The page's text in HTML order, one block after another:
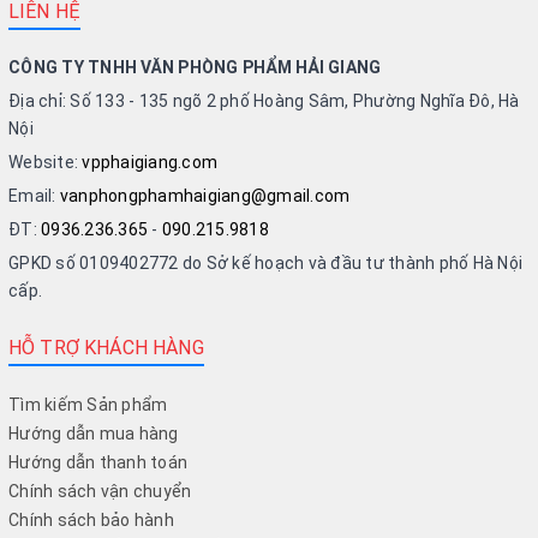
LIÊN HỆ
CÔNG TY TNHH VĂN PHÒNG PHẨM HẢI GIANG
Địa chỉ: Số 133 - 135 ngõ 2 phố Hoàng Sâm, Phường Nghĩa Đô, Hà
Nội
Website:vpphaigiang.com
Email: vanphongphamhaigiang@gmail.com
ĐT: 0936.236.365 - 090.215.9818
GPKD số 0109402772 do Sở kế hoạch và đầu tư thành phố Hà Nội
cấp.
HỖ TRỢ KHÁCH HÀNG
Tìm kiếm Sản phẩm
Hướng dẫn mua hàng
Hướng dẫn thanh toán
Chính sách vận chuyển
Chính sách bảo hành